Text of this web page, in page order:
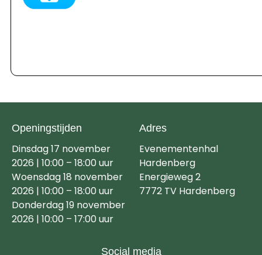
Openingstijden
Dinsdag 17 november
2026 | 10:00 – 18:00 uur
Woensdag 18 november
2026 | 10:00 – 18:00 uur
Donderdag 19 november
2026 | 10:00 – 17:00 uur
Adres
Evenementenhal
Hardenberg
Energieweg 2
7772 TV Hardenberg
Social media